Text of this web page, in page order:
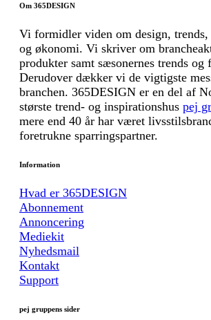
Om 365DESIGN
Vi formidler viden om design,
og økonomi. Vi skriver om
produkter samt sæsonernes trends og
Derudover dækker vi de vigtigste
branchen. 365DESIGN er en del af
største trend- og inspirationshus pej
mere end 40 år har været
foretrukne sparringspartner.
Information
Hvad er 365DESIGN
Abonnement
Annoncering
Mediekit
Nyhedsmail
Kontakt
Support
pej gruppens sider